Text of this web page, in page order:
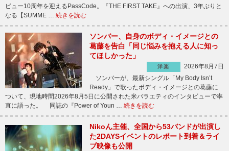
ビュー10周年を迎えるPassCode。『THE FIRST TAKE』への出演、3年ぶりと
なる【SUMME … 続きを読む
ソンバー、自身のボディ・イメージとの
葛藤を告白「同じ悩みを抱える人に知っ
てほしかった」
洋楽
2026年8月7日
ソンバーが、最新シングル「My Body Isn’t
Ready」で歌ったボディ・イメージとの葛藤に
ついて、現地時間2026年8月5日に公開された米バラエティのインタビューで率
直に語った。 同誌の『Power of Youn … 続きを読む
Nikoん主催、全国から53バンドが出演し
た2DAYSイベントのレポート到着＆ライ
ブ映像も公開